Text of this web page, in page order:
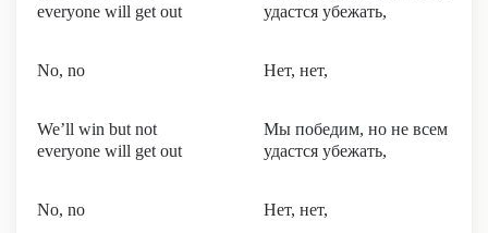
everyone will get out
удастся убежать,
No, no Нет, нет,
We’ll win but not
everyone will get out
Мы победим, но не всем
удастся убежать,
No, no Нет, нет,